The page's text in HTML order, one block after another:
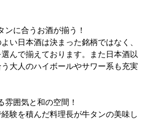
ンに合うお酒が揃う！
い日本酒は決まった銘柄ではなく、
んで揃えております。また日本酒以
大人のハイボールやサワー系も充実
雰囲気と和の空間！
験を積んだ料理長が牛タンの美味し